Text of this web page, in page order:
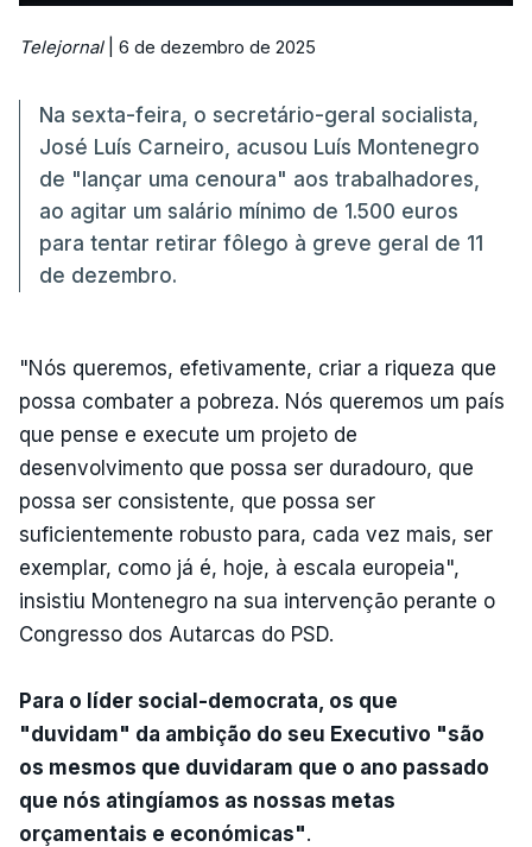
Telejornal| 6 de dezembro de 2025
Na sexta-feira, o secretário-geral socialista,
José Luís Carneiro, acusou Luís Montenegro
de "lançar uma cenoura" aos trabalhadores,
ao agitar um salário mínimo de 1.500 euros
para tentar retirar fôlego à greve geral de 11
de dezembro.
"Nós queremos, efetivamente, criar a riqueza que
possa combater a pobreza. Nós queremos um país
que pense e execute um projeto de
desenvolvimento que possa ser duradouro, que
possa ser consistente, que possa ser
suficientemente robusto para, cada vez mais, ser
exemplar, como já é, hoje, à escala europeia",
insistiu Montenegro na sua intervenção perante o
Congresso dos Autarcas do PSD.
Para o líder social-democrata, os que
"duvidam" da ambição do seu Executivo "são
os mesmos que duvidaram que o ano passado
que nós atingíamos as nossas metas
orçamentais e económicas".